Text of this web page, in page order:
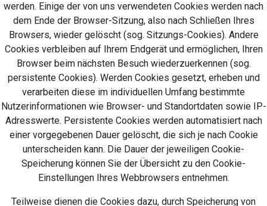
werden. Einige der von uns verwendeten Cookies werden nach
dem Ende der Browser-Sitzung, also nach Schließen Ihres
Browsers, wieder gelöscht (sog. Sitzungs-Cookies). Andere
Cookies verbleiben auf Ihrem Endgerät und ermöglichen, Ihren
Browser beim nächsten Besuch wiederzuerkennen (sog.
persistente Cookies). Werden Cookies gesetzt, erheben und
verarbeiten diese im individuellen Umfang bestimmte
Nutzerinformationen wie Browser- und Standortdaten sowie IP-
Adresswerte. Persistente Cookies werden automatisiert nach
einer vorgegebenen Dauer gelöscht, die sich je nach Cookie
unterscheiden kann. Die Dauer der jeweiligen Cookie-
Speicherung können Sie der Übersicht zu den Cookie-
Einstellungen Ihres Webbrowsers entnehmen.
Teilweise dienen die Cookies dazu, durch Speicherung von